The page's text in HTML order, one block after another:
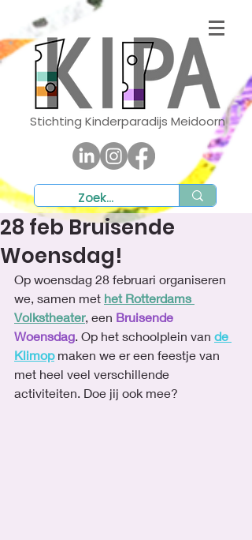
Stichting Kinderparadijs Meidoorn
28 feb Bruisende
Woensdag!
Op woensdag 28 februari organiseren
we, samen met het Rotterdams
Volkstheater, een Bruisende
Woensdag. Op het schoolplein van de
Klimop maken we er een feestje van
met heel veel verschillende
activiteiten. Doe jij ook mee?